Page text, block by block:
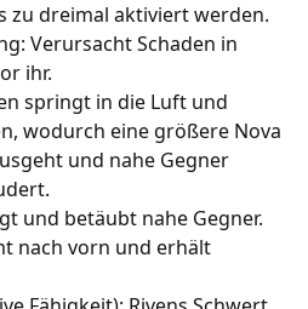
zu dreimal aktiviert werden.
Verursacht Schaden in
ihr.
springt in die Luft und
wodurch eine größere Nova
und nahe Gegner
und betäubt nahe Gegner.
nach vorn und erhält